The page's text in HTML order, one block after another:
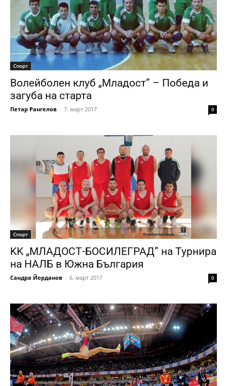
Спорт
Волейболен клуб „Младост” – Победа и
загуба на старта
Петар Рангелов - 7. март 2017 0
Спорт
KK „МЛАДОСТ-БОСИЛЕГРАД” на Турнира
на НАЛБ в Южна България
Сандра Йорданов - 6. март 2017 0